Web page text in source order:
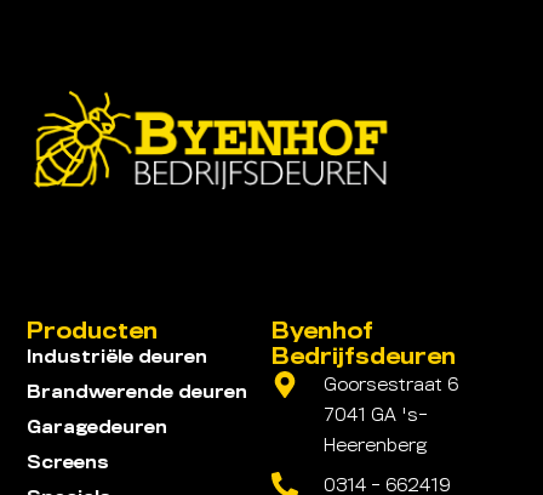
Byenhof
Bedrijfsdeuren
Goorsestraat 6
7041 GA 's-
Heerenberg
0314 - 662419
Producten
Industriële deuren
Brandwerende deuren
Garagedeuren
Screens